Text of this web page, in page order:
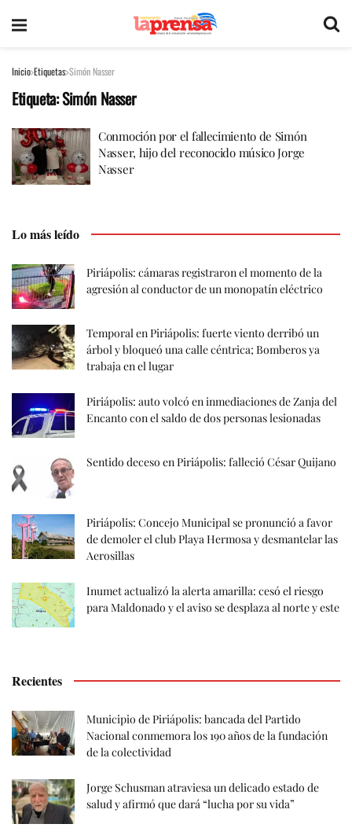
Inicio Etiquetas Simón Nasser
Etiqueta:Simón Nasser
Conmoción por el fallecimiento de Simón
Nasser, hijo del reconocido músico Jorge
Nasser
Lo más leído
Piriápolis: cámaras registraron el momento de la
agresión al conductor de un monopatín eléctrico
Temporal en Piriápolis: fuerte viento derribó un
árbol y bloqueó una calle céntrica; Bomberos ya
trabaja en el lugar
Piriápolis: auto volcó en inmediaciones de Zanja del
Encanto con el saldo de dos personas lesionadas
Sentido deceso en Piriápolis: falleció César Quijano
Piriápolis: Concejo Municipal se pronunció a favor
de demoler el club Playa Hermosa y desmantelar las
Aerosillas
Inumet actualizó la alerta amarilla: cesó el riesgo
para Maldonado y el aviso se desplaza al norte y este
Recientes
Municipio de Piriápolis: bancada del Partido
Nacional conmemora los 190 años de la fundación
de la colectividad
Jorge Schusman atraviesa un delicado estado de
salud y afirmó que dará “lucha por su vida”